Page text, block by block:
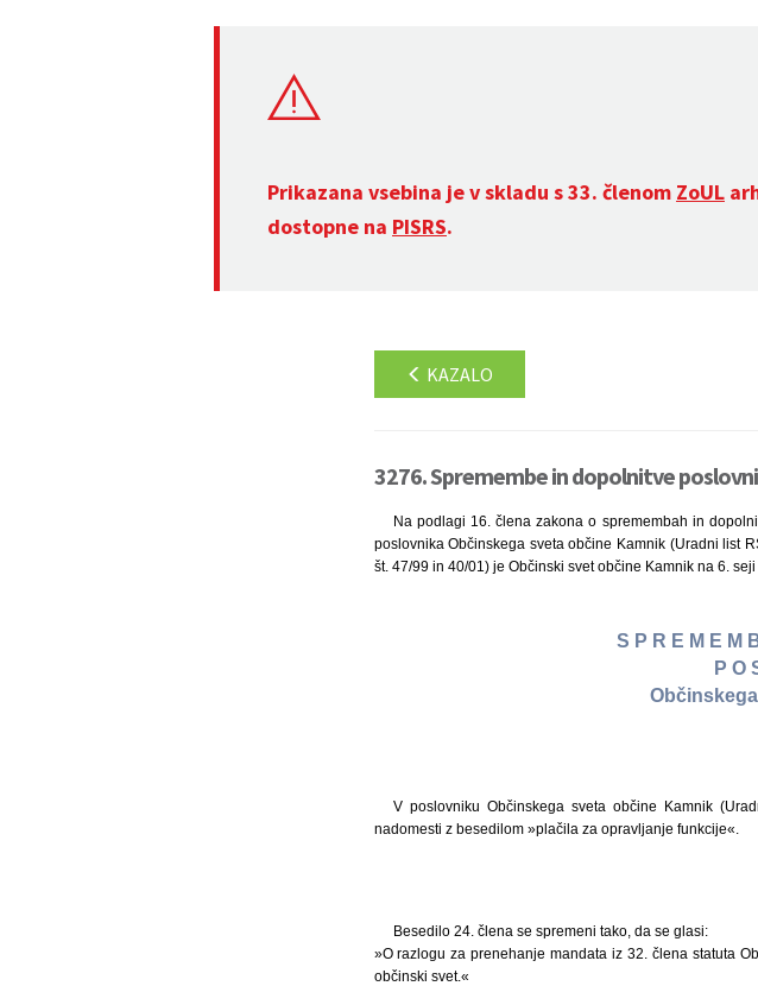
Prikazana vsebina je v skladu s 33. členom ZoUL
dostopne na PISRS.
KAZALO
3276. Spremembe in dopolnitve
Na podlagi 16. člena zakona o spremembah in
poslovnika Občinskega sveta občine Kamnik (Uradni list
št. 47/99 in 40/01) je Občinski svet občine Kamnik na 6.
S P R E M E M
P O
V poslovniku Občinskega sveta občine Kamnik
nadomesti z besedilom »plačila za opravljanje funkcije«.
Besedilo 24. člena se spremeni tako, da se glasi:
»O razlogu za prenehanje mandata iz 32. člena statuta
občinski svet.«